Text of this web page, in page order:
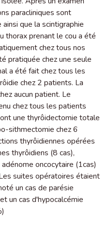
paracliniques sont
que la scintigraphie
thorax prenant le cou a été
chez tous nos
pratiquée chez une seule
a été fait chez tous les
chez 2 patients. La
aucun patient. Le
chez tous les patients
une thyrôidectomie totale
sithmectomie chez 6
thyrôidiennes opérées
thyrôidiens (8 cas),
oncocytaire (1cas)
suites opératoires étaient
un cas de parésie
un cas d'hypocalcémie